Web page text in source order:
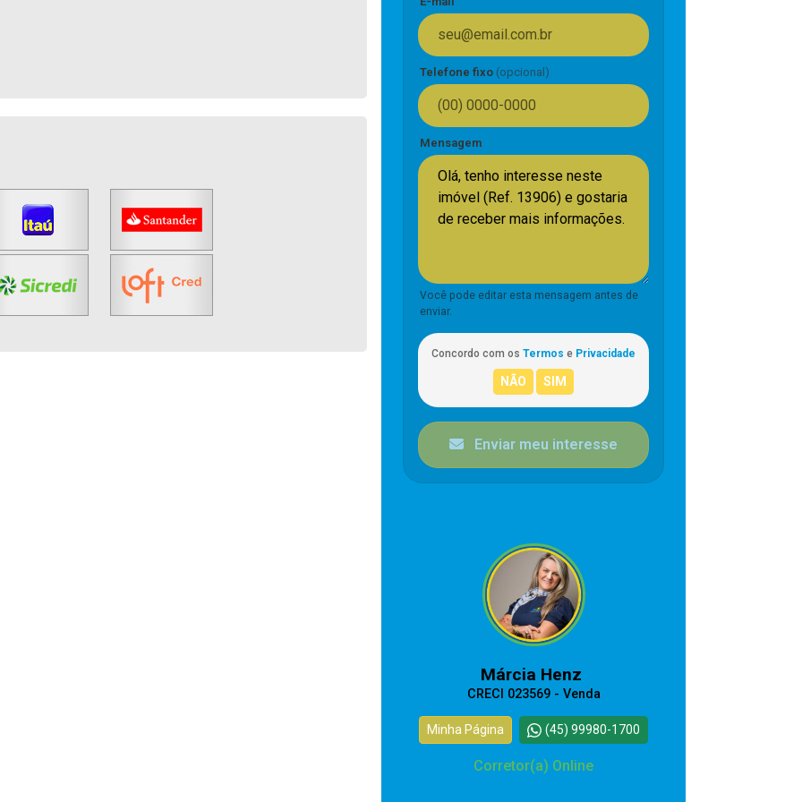
Telefone fixo (opcional)
Mensagem
Você pode editar esta mensagem antes de
enviar.
Concordo com os Termos e Privacidade
Enviar meu interesse
Márcia Henz
CRECI 023569 - Venda
Minha Página (45) 99980-1700
Corretor(a) Online